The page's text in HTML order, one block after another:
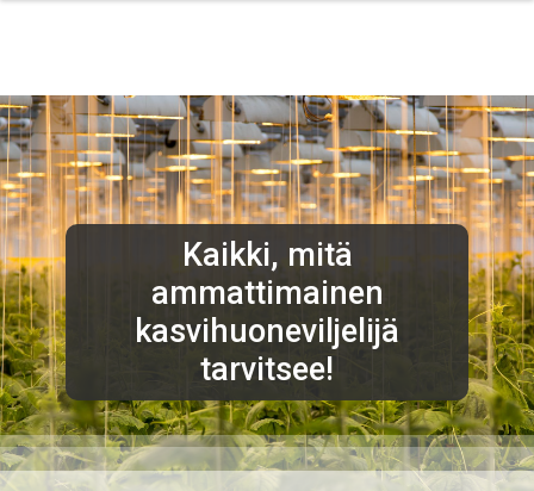
Kaikki, mitä
ammattimainen
kasvihuoneviljelijä
tarvitsee!